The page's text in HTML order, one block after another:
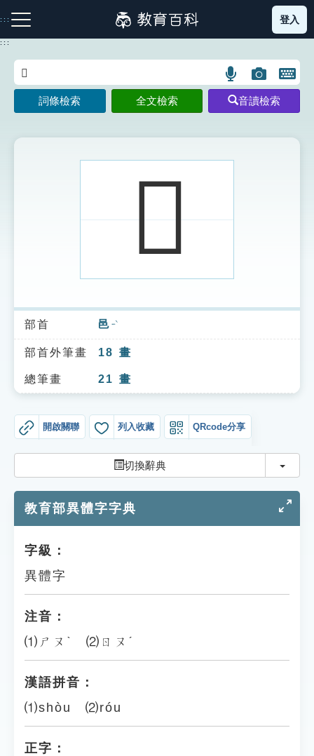
到
主
:::
注音索引圖示 筆畫索引圖示 部首索引表圖示
索引選單
知識索引
單字索引
貓頭鷹博士
登入
:::
語
言
搜
示
圖
片
搜
開
鍵
圖
詞條檢索 全文檢索 音讀檢索
𨟢
部首 邑 ㄧˋ
部首外筆畫 18 畫
總筆畫 21 畫
開啟關聯 列入收藏 QRcode分享
切換辭典 切換
教育部異體字字典
字級：
異體字
注音：
⑴ㄕㄡˋ ⑵ㄖㄡˊ
漢語拼音：
⑴shòu ⑵róu
正字：